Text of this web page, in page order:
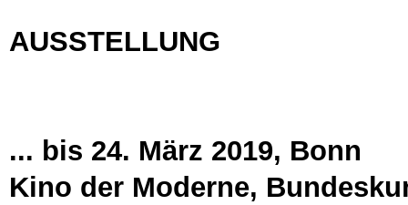
AUSSTELLUNG
... bis 24. März 2019, Bonn
Kino der Moderne,